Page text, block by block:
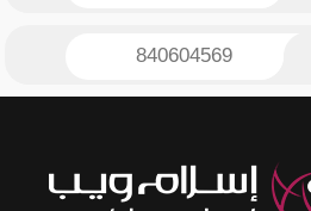
840604569